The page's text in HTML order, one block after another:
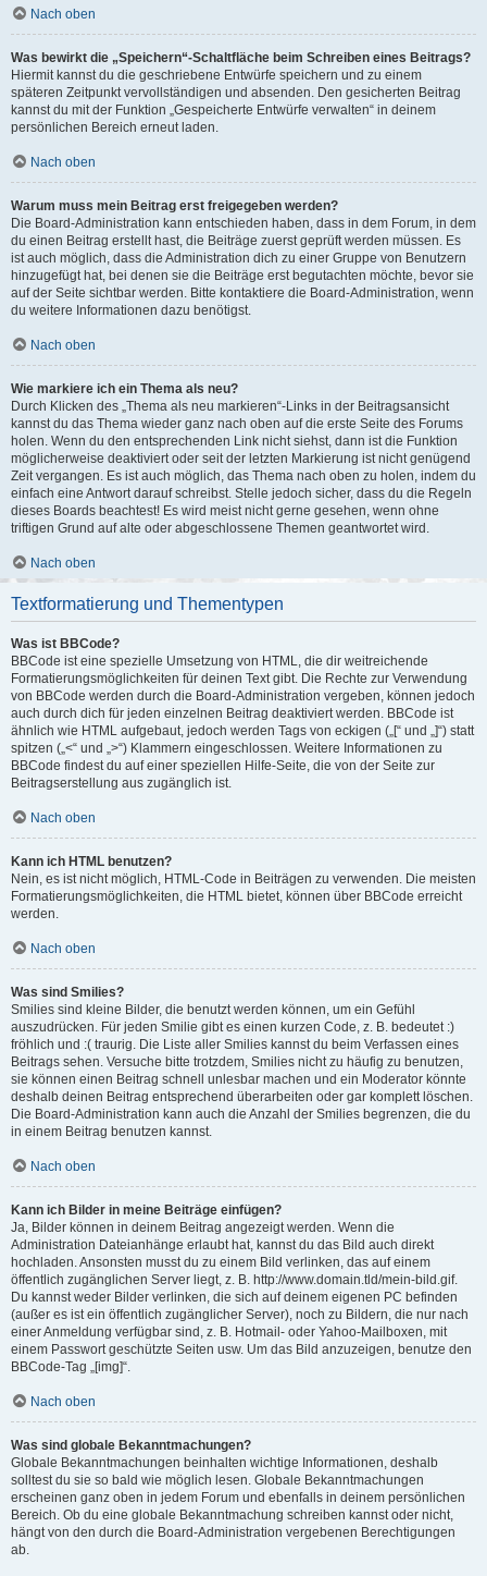
Nach oben
Was bewirkt die „Speichern“-Schaltfläche beim Schreiben eines Beitrags?
Hiermit kannst du die geschriebene Entwürfe speichern und zu einem
späteren Zeitpunkt vervollständigen und absenden. Den gesicherten Beitrag
kannst du mit der Funktion „Gespeicherte Entwürfe verwalten“ in deinem
persönlichen Bereich erneut laden.
Nach oben
Warum muss mein Beitrag erst freigegeben werden?
Die Board-Administration kann entschieden haben, dass in dem Forum, in dem
du einen Beitrag erstellt hast, die Beiträge zuerst geprüft werden müssen. Es
ist auch möglich, dass die Administration dich zu einer Gruppe von Benutzern
hinzugefügt hat, bei denen sie die Beiträge erst begutachten möchte, bevor sie
auf der Seite sichtbar werden. Bitte kontaktiere die Board-Administration, wenn
du weitere Informationen dazu benötigst.
Nach oben
Wie markiere ich ein Thema als neu?
Durch Klicken des „Thema als neu markieren“-Links in der Beitragsansicht
kannst du das Thema wieder ganz nach oben auf die erste Seite des Forums
holen. Wenn du den entsprechenden Link nicht siehst, dann ist die Funktion
möglicherweise deaktiviert oder seit der letzten Markierung ist nicht genügend
Zeit vergangen. Es ist auch möglich, das Thema nach oben zu holen, indem du
einfach eine Antwort darauf schreibst. Stelle jedoch sicher, dass du die Regeln
dieses Boards beachtest! Es wird meist nicht gerne gesehen, wenn ohne
triftigen Grund auf alte oder abgeschlossene Themen geantwortet wird.
Nach oben
Textformatierung und Thementypen
Was ist BBCode?
BBCode ist eine spezielle Umsetzung von HTML, die dir weitreichende
Formatierungsmöglichkeiten für deinen Text gibt. Die Rechte zur Verwendung
von BBCode werden durch die Board-Administration vergeben, können jedoch
auch durch dich für jeden einzelnen Beitrag deaktiviert werden. BBCode ist
ähnlich wie HTML aufgebaut, jedoch werden Tags von eckigen („[“ und „]“) statt
spitzen („<“ und „>“) Klammern eingeschlossen. Weitere Informationen zu
BBCode findest du auf einer speziellen Hilfe-Seite, die von der Seite zur
Beitragserstellung aus zugänglich ist.
Nach oben
Kann ich HTML benutzen?
Nein, es ist nicht möglich, HTML-Code in Beiträgen zu verwenden. Die meisten
Formatierungsmöglichkeiten, die HTML bietet, können über BBCode erreicht
werden.
Nach oben
Was sind Smilies?
Smilies sind kleine Bilder, die benutzt werden können, um ein Gefühl
auszudrücken. Für jeden Smilie gibt es einen kurzen Code, z. B. bedeutet :)
fröhlich und :( traurig. Die Liste aller Smilies kannst du beim Verfassen eines
Beitrags sehen. Versuche bitte trotzdem, Smilies nicht zu häufig zu benutzen,
sie können einen Beitrag schnell unlesbar machen und ein Moderator könnte
deshalb deinen Beitrag entsprechend überarbeiten oder gar komplett löschen.
Die Board-Administration kann auch die Anzahl der Smilies begrenzen, die du
in einem Beitrag benutzen kannst.
Nach oben
Kann ich Bilder in meine Beiträge einfügen?
Ja, Bilder können in deinem Beitrag angezeigt werden. Wenn die
Administration Dateianhänge erlaubt hat, kannst du das Bild auch direkt
hochladen. Ansonsten musst du zu einem Bild verlinken, das auf einem
öffentlich zugänglichen Server liegt, z. B. http://www.domain.tld/mein-bild.gif.
Du kannst weder Bilder verlinken, die sich auf deinem eigenen PC befinden
(außer es ist ein öffentlich zugänglicher Server), noch zu Bildern, die nur nach
einer Anmeldung verfügbar sind, z. B. Hotmail- oder Yahoo-Mailboxen, mit
einem Passwort geschützte Seiten usw. Um das Bild anzuzeigen, benutze den
BBCode-Tag „[img]“.
Nach oben
Was sind globale Bekanntmachungen?
Globale Bekanntmachungen beinhalten wichtige Informationen, deshalb
solltest du sie so bald wie möglich lesen. Globale Bekanntmachungen
erscheinen ganz oben in jedem Forum und ebenfalls in deinem persönlichen
Bereich. Ob du eine globale Bekanntmachung schreiben kannst oder nicht,
hängt von den durch die Board-Administration vergebenen Berechtigungen
ab.